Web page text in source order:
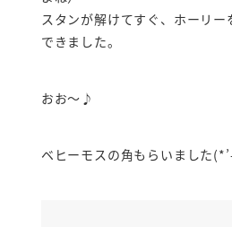
スタンが解けてすぐ、ホーリ
できました。
おお～♪
ベヒーモスの角もらいました